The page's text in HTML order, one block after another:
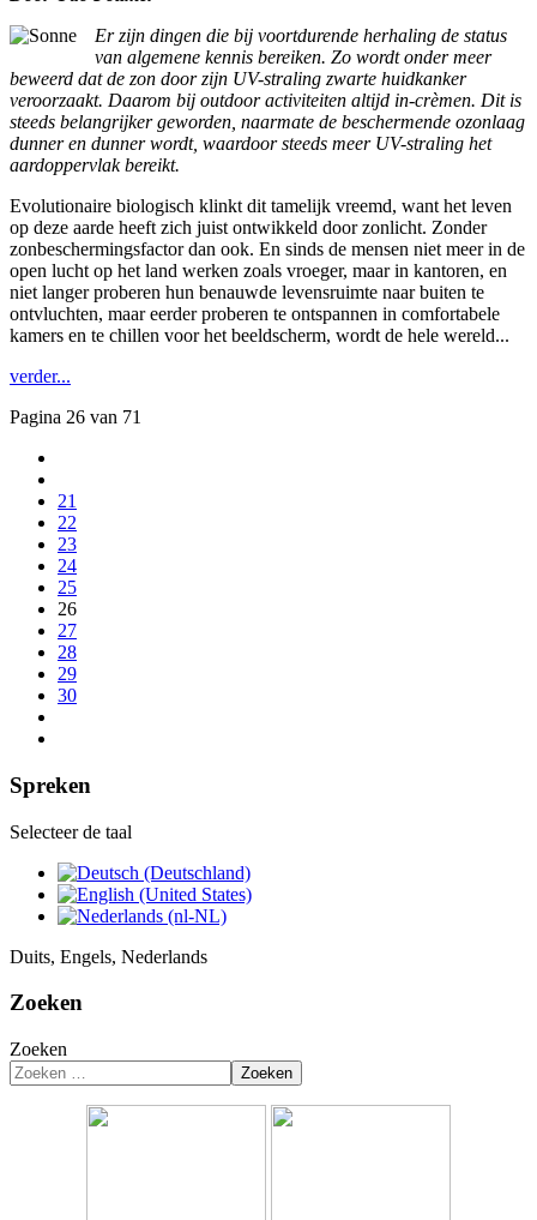
Er zijn dingen die bij voortdurende herhaling de status
van algemene kennis bereiken. Zo wordt onder meer
beweerd dat de zon door zijn UV-straling zwarte huidkanker
veroorzaakt. Daarom bij outdoor activiteiten altijd in-crèmen. Dit is
steeds belangrijker geworden, naarmate de beschermende ozonlaag
dunner en dunner wordt, waardoor steeds meer UV-straling het
aardoppervlak bereikt.
Evolutionaire biologisch klinkt dit tamelijk vreemd, want het leven
op deze aarde heeft zich juist ontwikkeld door zonlicht. Zonder
zonbeschermingsfactor dan ook. En sinds de mensen niet meer in de
open lucht op het land werken zoals vroeger, maar in kantoren, en
niet langer proberen hun benauwde levensruimte naar buiten te
ontvluchten, maar eerder proberen te ontspannen in comfortabele
kamers en te chillen voor het beeldscherm, wordt de hele wereld...
verder...
Pagina 26 van 71
21
22
23
24
25
26
27
28
29
30
Spreken
Selecteer de taal
Duits, Engels, Nederlands
Zoeken
Zoeken
Zoeken